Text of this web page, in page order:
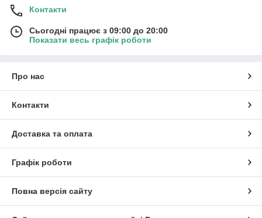
Контакти
Сьогодні працює з 09:00 до 20:00
Показати весь графік роботи
Про нас
Контакти
Доставка та оплата
Графік роботи
Повна версія сайту